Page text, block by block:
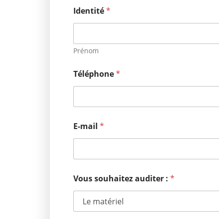
Identité*
Prénom
Téléphone*
E-mail *
Vous souhaitez auditer : *